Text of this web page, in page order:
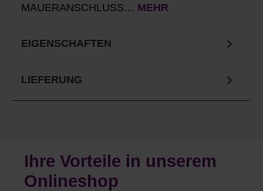
MAUERANSCHLUSS… MEHR
EIGENSCHAFTEN
LIEFERUNG
Ihre Vorteile in unserem
Onlineshop